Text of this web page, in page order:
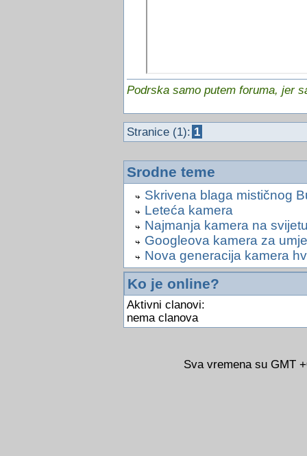
Podrska samo putem foruma, jer
Stranice (1): 1
Srodne teme
Skrivena blaga mističnog
Leteća kamera
Najmanja kamera na
Googleova kamera za
Nova generacija kamera
Ko je online?
Aktivni clanovi:
nema clanova
Sva vremena su GMT